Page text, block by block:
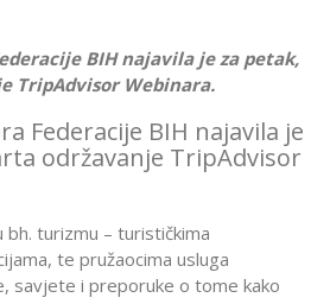
BIH najavila je za petak,
TripAdvisor Webinara.
Federacije BIH najavila je
održavanje TripAdvisor
bh. turizmu – turističkima
te pružaocima usluga
savjete i preporuke o tome kako